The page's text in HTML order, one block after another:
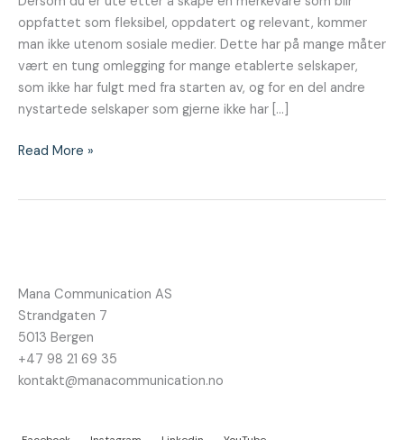
oppfattet som fleksibel, oppdatert og relevant, kommer
man ikke utenom sosiale medier. Dette har på mange måter
vært en tung omlegging for mange etablerte selskaper,
som ikke har fulgt med fra starten av, og for en del andre
nystartede selskaper som gjerne ikke har […]
Read More »
Mana Communication AS
Strandgaten 7
5013 Bergen
+47 98 21 69 35
kontakt@manacommunication.no